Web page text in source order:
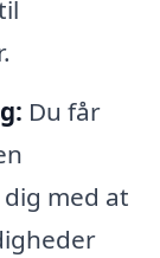
Du får
med at